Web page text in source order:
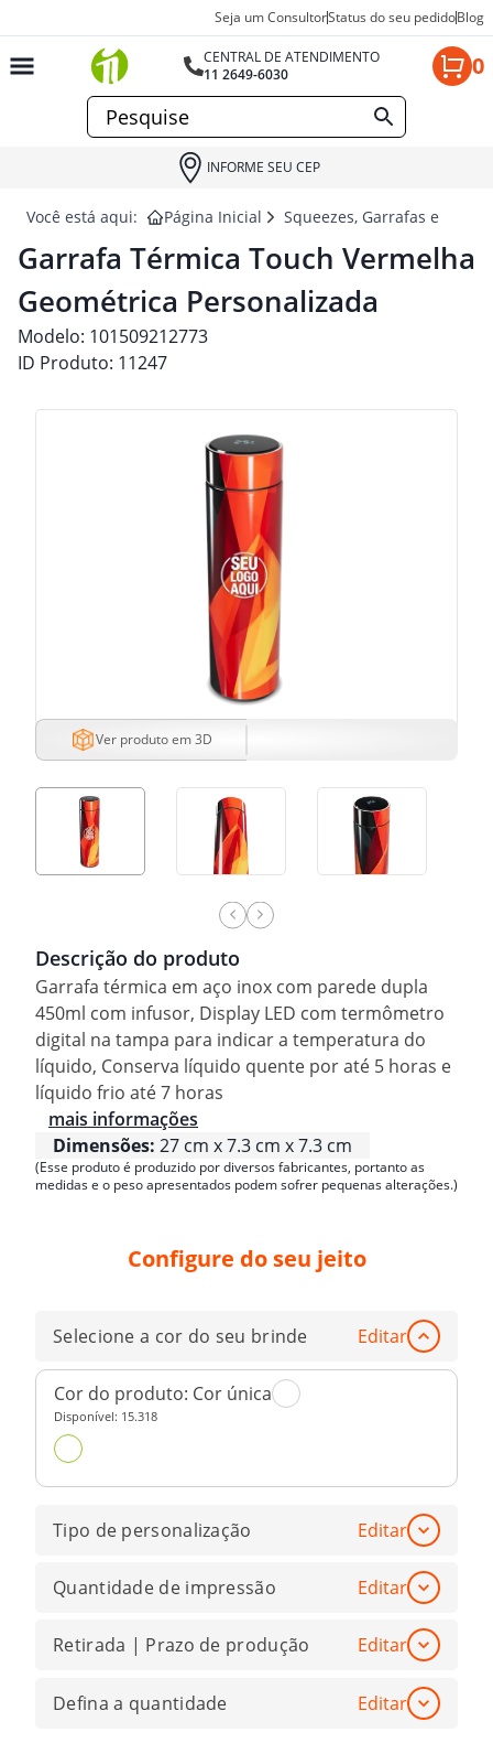
Seja um ConsultorStatus do seu pedidoBlog
CENTRAL DE ATENDIMENTO
11 2649-6030
0
INFORME SEU CEP
Você está aqui: Página Inicial Squeezes, Garrafas e
Garrafa Térmica Touch Vermelha
Geométrica Personalizada
Modelo: 101509212773
ID Produto: 11247
Ver produto em 3D
Descrição do produto
Garrafa térmica em aço inox com parede dupla
450ml com infusor, Display LED com termômetro
digital na tampa para indicar a temperatura do
líquido, Conserva líquido quente por até 5 horas e
líquido frio até 7 horas
mais informações
Dimensões: 27 cm x 7.3 cm x 7.3 cm
(Esse produto é produzido por diversos fabricantes, portanto as
medidas e o peso apresentados podem sofrer pequenas alterações.)
Configure do seu jeito
Selecione a cor do seu brinde Editar
Cor do produto: Cor única
Disponível: 15.318
Tipo de personalização Editar
Quantidade de impressão Editar
Retirada | Prazo de produção Editar
Defina a quantidade Editar